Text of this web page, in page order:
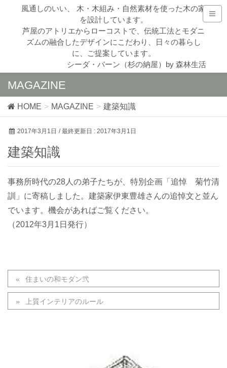
風通しのいい、 木・木組み・自然素材を使った木の家
を設計しています。
芦屋のアトリエからローコストで、伝統工法とモダニ
ズムの融合したデザインにこだわり、日々の暮らし
に、ご提案しています。
シーダ・バーン（杉の納屋）by 森林生活
MAGAZINE
HOME MAGAZINE 建築知識
2017年3月1日 / 最終更新日 : 2017年3月1日
建築知識
事務所時代の28人の弟子たちが、特別企画「追悼 菊竹清
訓」に寄稿しました。建築家伊東豊雄さんの追悼文と並ん
でいます。機会があればご覧ください。
（2012年3月1日発行）
住まいの和モダン弐
上質インテリアのルール